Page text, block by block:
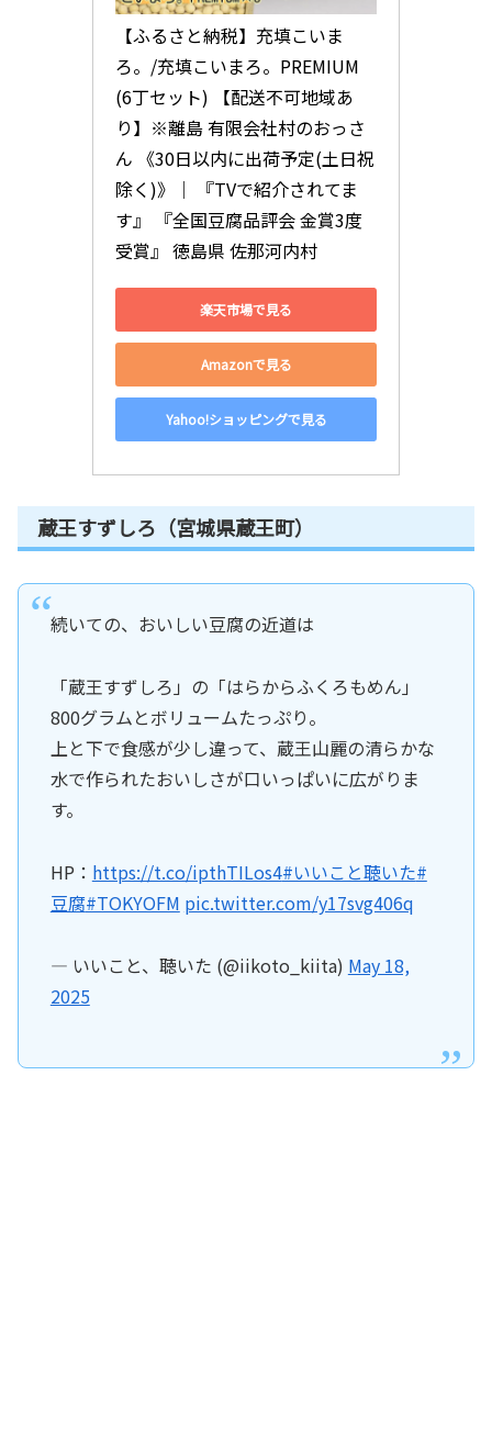
【ふるさと納税】充填こいま
ろ。/充填こいまろ。PREMIUM
(6丁セット) 【配送不可地域あ
り】※離島 有限会社村のおっさ
ん 《30日以内に出荷予定(土日祝
除く)》│ 『TVで紹介されてま
す』 『全国豆腐品評会 金賞3度
受賞』 徳島県 佐那河内村
楽天市場で見る
Amazonで見る
Yahoo!ショッピングで見る
蔵王すずしろ（宮城県蔵王町）
続いての、おいしい豆腐の近道は
「蔵王すずしろ」の「はらからふくろもめん」
800グラムとボリュームたっぷり。
上と下で食感が少し違って、蔵王山麗の清らかな
水で作られたおいしさが口いっぱいに広がりま
す。
HP： https://t.co/ipthTILos4#いいこと聴いた#
豆腐#TOKYOFM pic.twitter.com/y17svg406q
— いいこと、聴いた (@iikoto_kiita) May 18,
2025